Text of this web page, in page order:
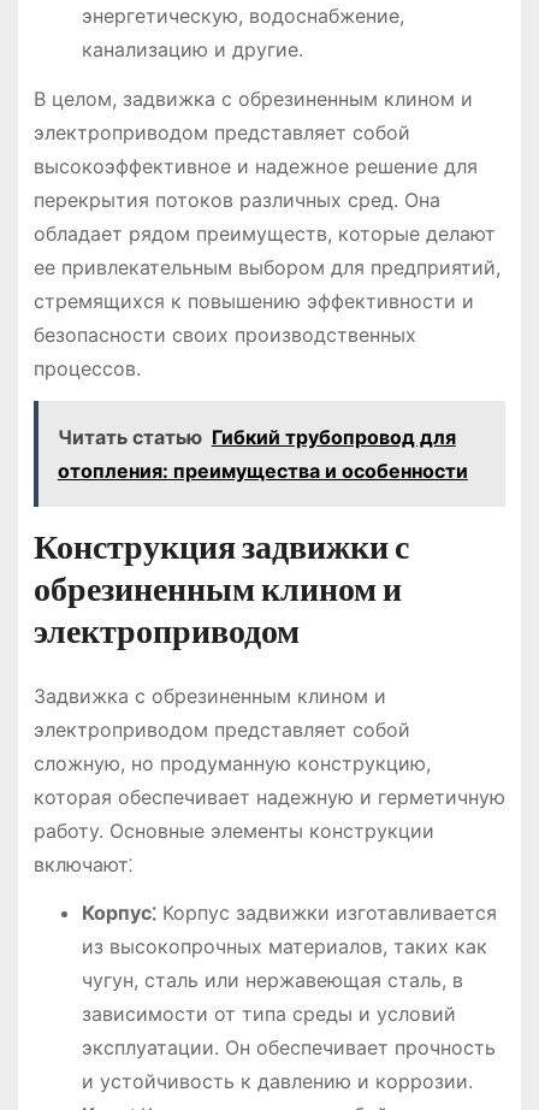
энергетическую, водоснабжение,
канализацию и другие.
В целом, задвижка с обрезиненным клином и
электроприводом представляет собой
высокоэффективное и надежное решение для
перекрытия потоков различных сред. Она
обладает рядом преимуществ, которые делают
ее привлекательным выбором для предприятий,
стремящихся к повышению эффективности и
безопасности своих производственных
процессов.
Читать статью Гибкий трубопровод для
отопления: преимущества и особенности
Конструкция задвижки с
обрезиненным клином и
электроприводом
Задвижка с обрезиненным клином и
электроприводом представляет собой
сложную, но продуманную конструкцию,
которая обеспечивает надежную и герметичную
работу. Основные элементы конструкции
включают⁚
Корпус⁚Корпус задвижки изготавливается
из высокопрочных материалов, таких как
чугун, сталь или нержавеющая сталь, в
зависимости от типа среды и условий
эксплуатации. Он обеспечивает прочность
и устойчивость к давлению и коррозии.